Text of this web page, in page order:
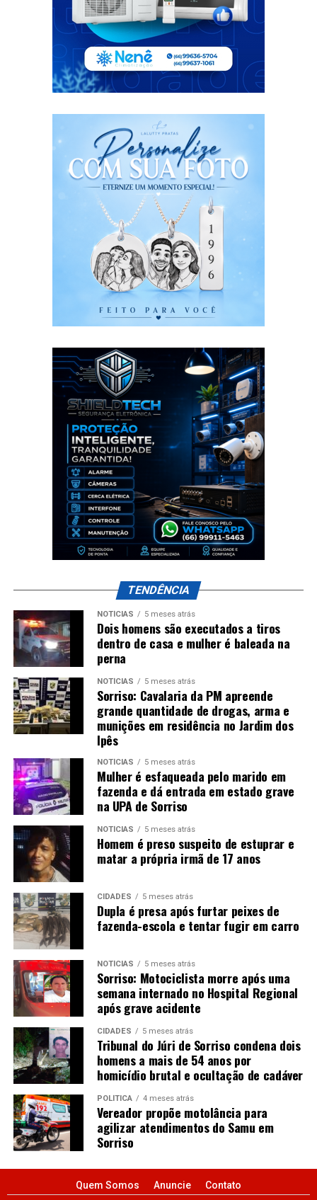
TENDÊNCIA
NOTÍCIAS 5 meses atrás
Dois homens são executados a tiros
dentro de casa e mulher é baleada na
perna
NOTÍCIAS 5 meses atrás
Sorriso: Cavalaria da PM apreende
grande quantidade de drogas, arma e
munições em residência no Jardim dos
Ipês
NOTÍCIAS 5 meses atrás
Mulher é esfaqueada pelo marido em
fazenda e dá entrada em estado grave
na UPA de Sorriso
NOTÍCIAS 5 meses atrás
Homem é preso suspeito de estuprar e
matar a própria irmã de 17 anos
CIDADES 5 meses atrás
Dupla é presa após furtar peixes de
fazenda-escola e tentar fugir em carro
NOTÍCIAS 5 meses atrás
Sorriso: Motociclista morre após uma
semana internado no Hospital Regional
após grave acidente
CIDADES 5 meses atrás
Tribunal do Júri de Sorriso condena dois
homens a mais de 54 anos por
homicídio brutal e ocultação de cadáver
POLÍTICA 4 meses atrás
Vereador propõe motolância para
agilizar atendimentos do Samu em
Sorriso
Quem Somos Anuncie Contato